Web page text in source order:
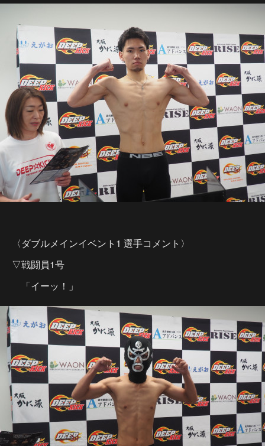
〈ダブルメインイベント1 選手コメント〉
▽戦闘員1号
「イーッ！」